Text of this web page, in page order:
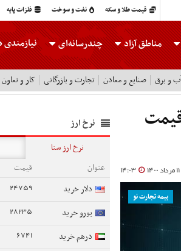
قیمت طلا و سکه نفت و سوخت فلزات پایه
مناطق آزاد چندرسانه‌ای نیازمندی
و برق صنایع و معادن تجارت و بازرگانی کار و تعاون
قیمت
14:03
بیمه تجارت نو
نرخ ارز
نرخ ارز سنا
عنوان
قیمت
دلار خرید
24759
یورو خرید 28235
درهم خرید 6741